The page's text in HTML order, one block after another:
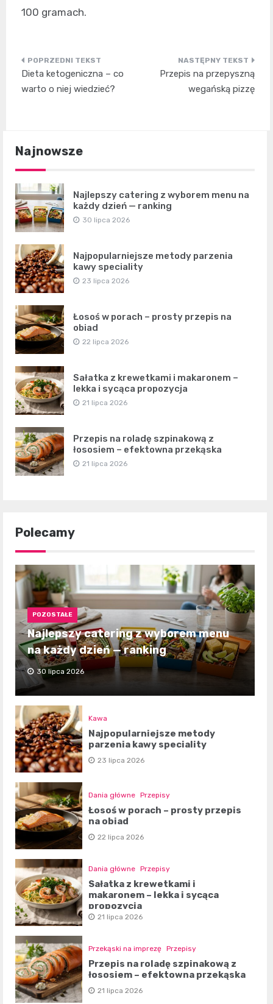
100 gramach.
Nawigacja
wpisu
Dieta ketogeniczna – co
warto o niej wiedzieć?
Przepis na przepyszną
wegańską pizzę
Najnowsze
Najlepszy catering z wyborem menu na
każdy dzień — ranking
30 lipca 2026
Najpopularniejsze metody parzenia
kawy speciality
23 lipca 2026
Łosoś w porach – prosty przepis na
obiad
22 lipca 2026
Sałatka z krewetkami i makaronem –
lekka i sycąca propozycja
21 lipca 2026
Przepis na roladę szpinakową z
łososiem – efektowna przekąska
21 lipca 2026
Polecamy
POZOSTAŁE
Najlepszy catering z wyborem menu
na każdy dzień — ranking
30 lipca 2026
Kawa
Najpopularniejsze metody
parzenia kawy speciality
23 lipca 2026
Dania główne Przepisy
Łosoś w porach – prosty przepis
na obiad
22 lipca 2026
Dania główne Przepisy
Sałatka z krewetkami i
makaronem – lekka i sycąca
propozycja
21 lipca 2026
Przekąski na imprezę Przepisy
Przepis na roladę szpinakową z
łososiem – efektowna przekąska
21 lipca 2026